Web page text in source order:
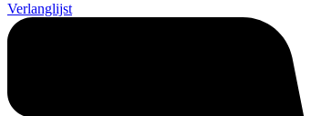
Verlanglijst